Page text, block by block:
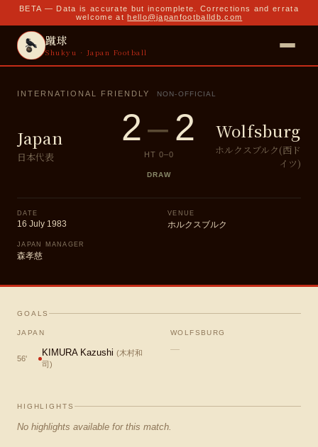
BETA — Data is accurate but incomplete. Corrections and errata
welcome at hello@japanfootballdb.com
蹴球
Shukyu · Japan Football
INTERNATIONAL FRIENDLY NON-OFFICIAL
Japan
日本代表
2–2
HT 0–0
DRAW
Wolfsburg
ホルクスブルク(西ド
イツ)
DATE
16 July 1983
VENUE
ホルクスブルク
JAPAN MANAGER
森孝慈
GOALS
JAPAN
56'
KIMURA Kazushi (木村和
司 )
WOLFSBURG
—
HIGHLIGHTS
No highlights available for this match.